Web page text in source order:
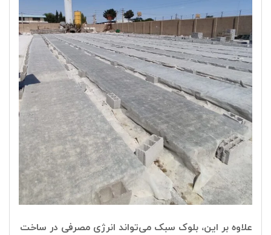
علاوه بر این، بلوک سبک می‌تواند انرژی مصرفی در ساخت